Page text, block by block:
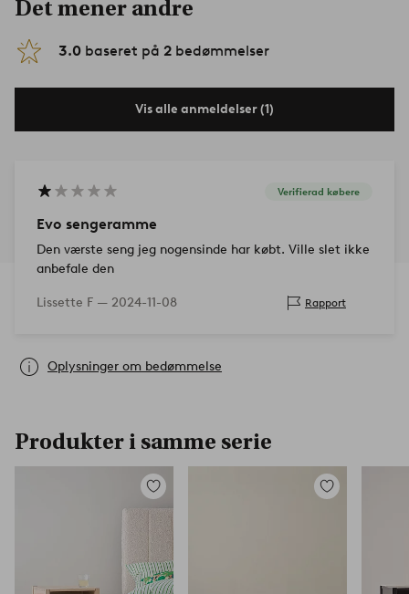
Det mener andre
3.0 baseret på 2 bedømmelser
Vis alle anmeldelser (1)
Verifierad købere
Evo sengeramme
Den værste seng jeg nogensinde har købt. Ville slet ikke
anbefale den
Lissette F — 2024-11-08 Rapport
Oplysninger om bedømmelse
Produkter i samme serie
Tilføj
favoritter
Tilføj